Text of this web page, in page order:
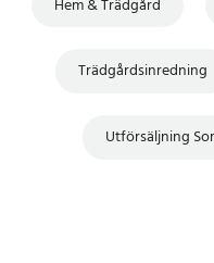
Hem & Trädgård
Trädgårdsinredning
Utförsäljning